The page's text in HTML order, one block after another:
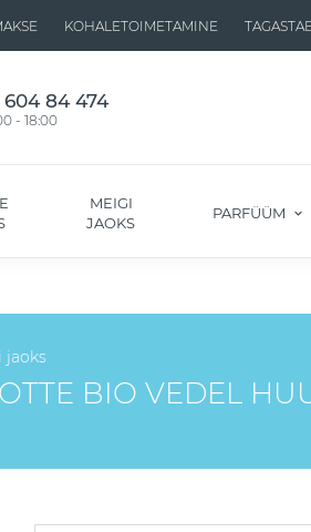
KOHALETOIMETAMINE
604 84 474
- 18:00
MEIGI
JAOKS
PARFÜÜM
jaoks
BIO VEDEL